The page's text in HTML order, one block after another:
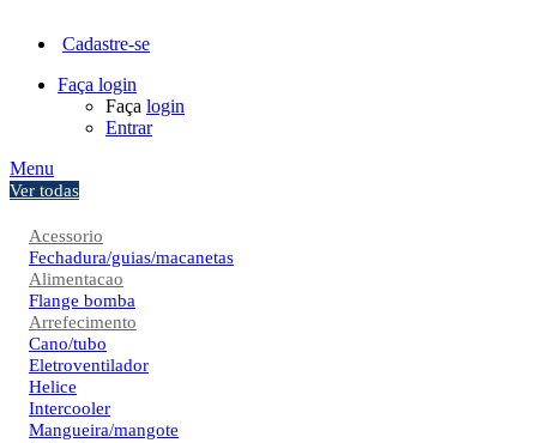
Cadastre-se
Faça login
Faça login
Entrar
Menu
Ver todas
Acessorio
Fechadura/guias/macanetas
Alimentacao
Flange bomba
Arrefecimento
Cano/tubo
Eletroventilador
Helice
Intercooler
Mangueira/mangote